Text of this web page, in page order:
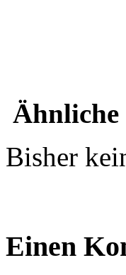
Ähnliche
Bisher
Einen